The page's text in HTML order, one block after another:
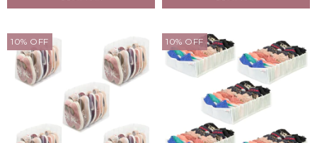
10% OFF 10% OFF